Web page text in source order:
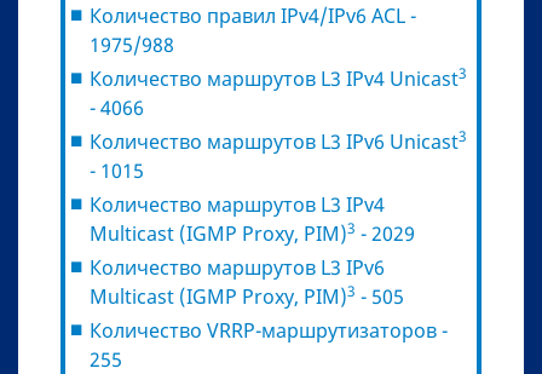
Количество правил IPv4/IPv6 ACL -
1975/988
Количество маршрутов L3 IPv4 Unicast3
- 4066
Количество маршрутов L3 IPv6 Unicast3
- 1015
Количество маршрутов L3 IPv4
Multicast (IGMP Proxy, PIM)3 - 2029
Количество маршрутов L3 IPv6
Multicast (IGMP Proxy, PIM)3 - 505
Количество VRRP-маршрутизаторов -
255